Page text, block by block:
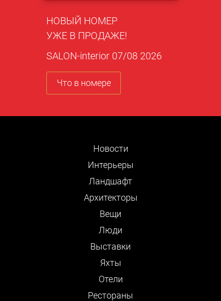
НОВЫЙ НОМЕР
УЖЕ В ПРОДАЖЕ!
SALON-interior 07/08 2026
Что в номере
Новости
Интерьеры
Ландшафт
Архитекторы
Вещи
Люди
Выставки
Яхты
Отели
Рестораны